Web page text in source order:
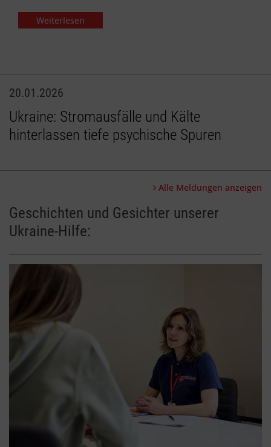
Weiterlesen
20.01.2026
Ukraine: Stromausfälle und Kälte
hinterlassen tiefe psychische Spuren
Alle Meldungen anzeigen
Geschichten und Gesichter unserer
Ukraine-Hilfe: